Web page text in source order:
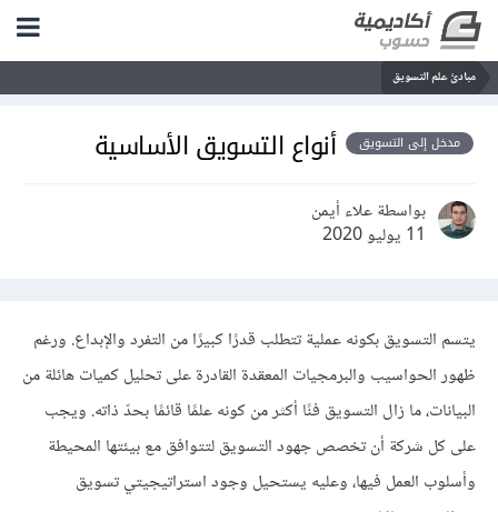
مبادئ علم التسويق
مدخل إلى التسويق أنواع التسويق الأساسية
بواسطة علاء أيمن
11 يوليو 2020
يتسم التسويق بكونه عملية تتطلب قدرًا كبيرًا من التفرد والإبداع. ورغم
ظهور الحواسيب والبرمجيات المعقدة القادرة على تحليل كميات هائلة من
البيانات، ما زال التسويق فنًا أكثر من كونه علمًا قائمًا بحدّ ذاته. ويجب
على كل شركة أن تخصص جهود التسويق لتتوافق مع بيئتها المحيطة
وأسلوب العمل فيها، وعليه يستحيل وجود استراتيجيتي تسويق